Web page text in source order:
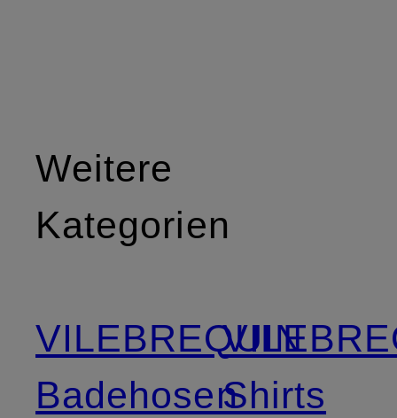
Weitere
Kategorien
VILEBREQUIN
BadehosenShirts